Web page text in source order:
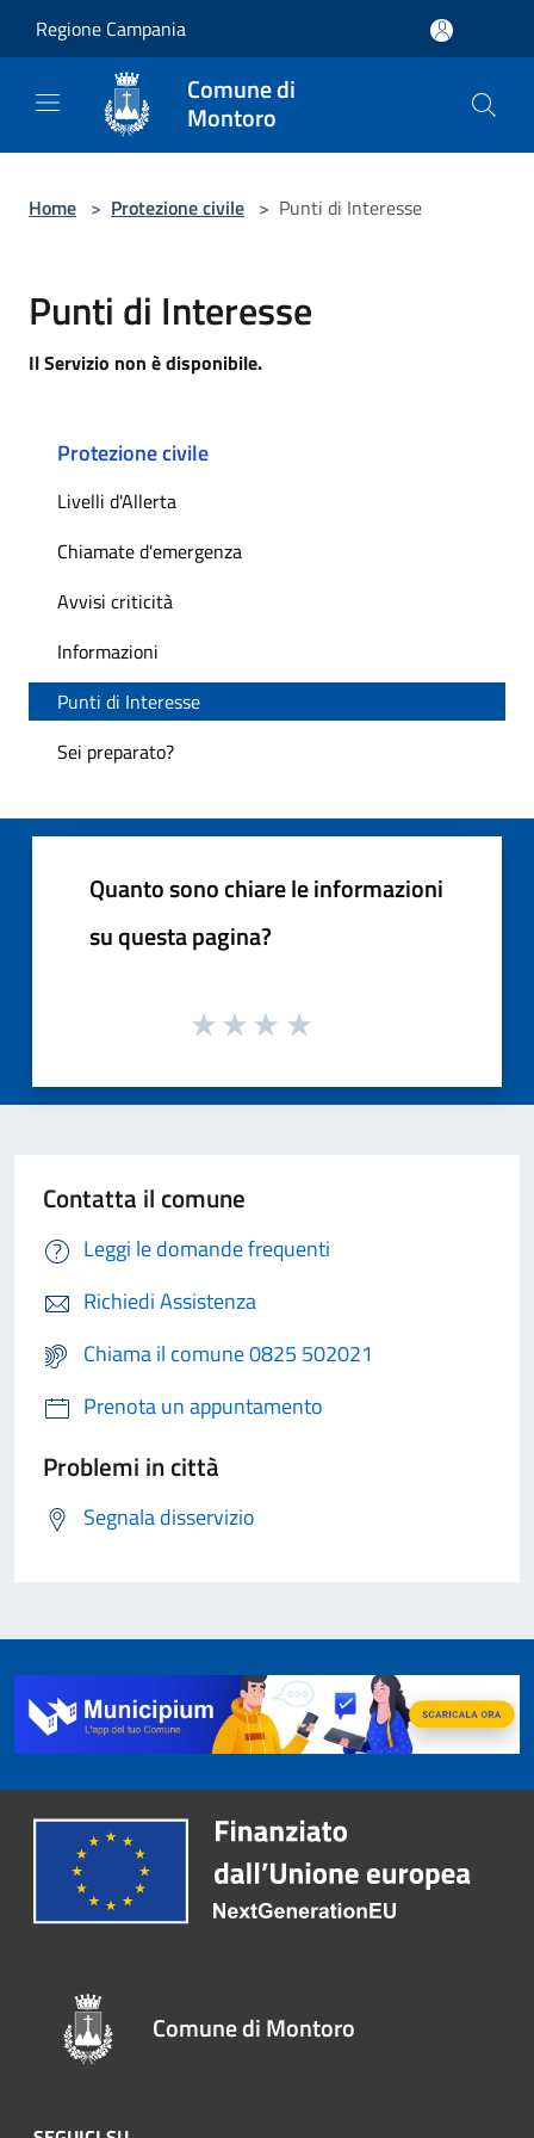
Regione Campania
Comune di
Montoro
Home > Protezione civile > Punti di Interesse
Punti di Interesse
Il Servizio non è disponibile.
Protezione civile
Livelli d'Allerta
Chiamate d'emergenza
Avvisi criticità
Informazioni
Punti di Interesse
Sei preparato?
Quanto sono chiare le informazioni
su questa pagina?
Contatta il comune
Leggi le domande frequenti
Richiedi Assistenza
Chiama il comune 0825 502021
Prenota un appuntamento
Problemi in città
Segnala disservizio
Comune di Montoro